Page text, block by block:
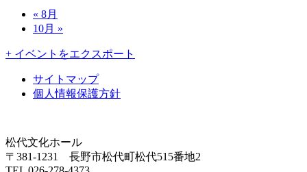
« 8月
10月 »
+ イベントをエクスポート
サイトマップ
個人情報保護方針
松代文化ホール
〒381-1231 長野市松代町松代515番地2